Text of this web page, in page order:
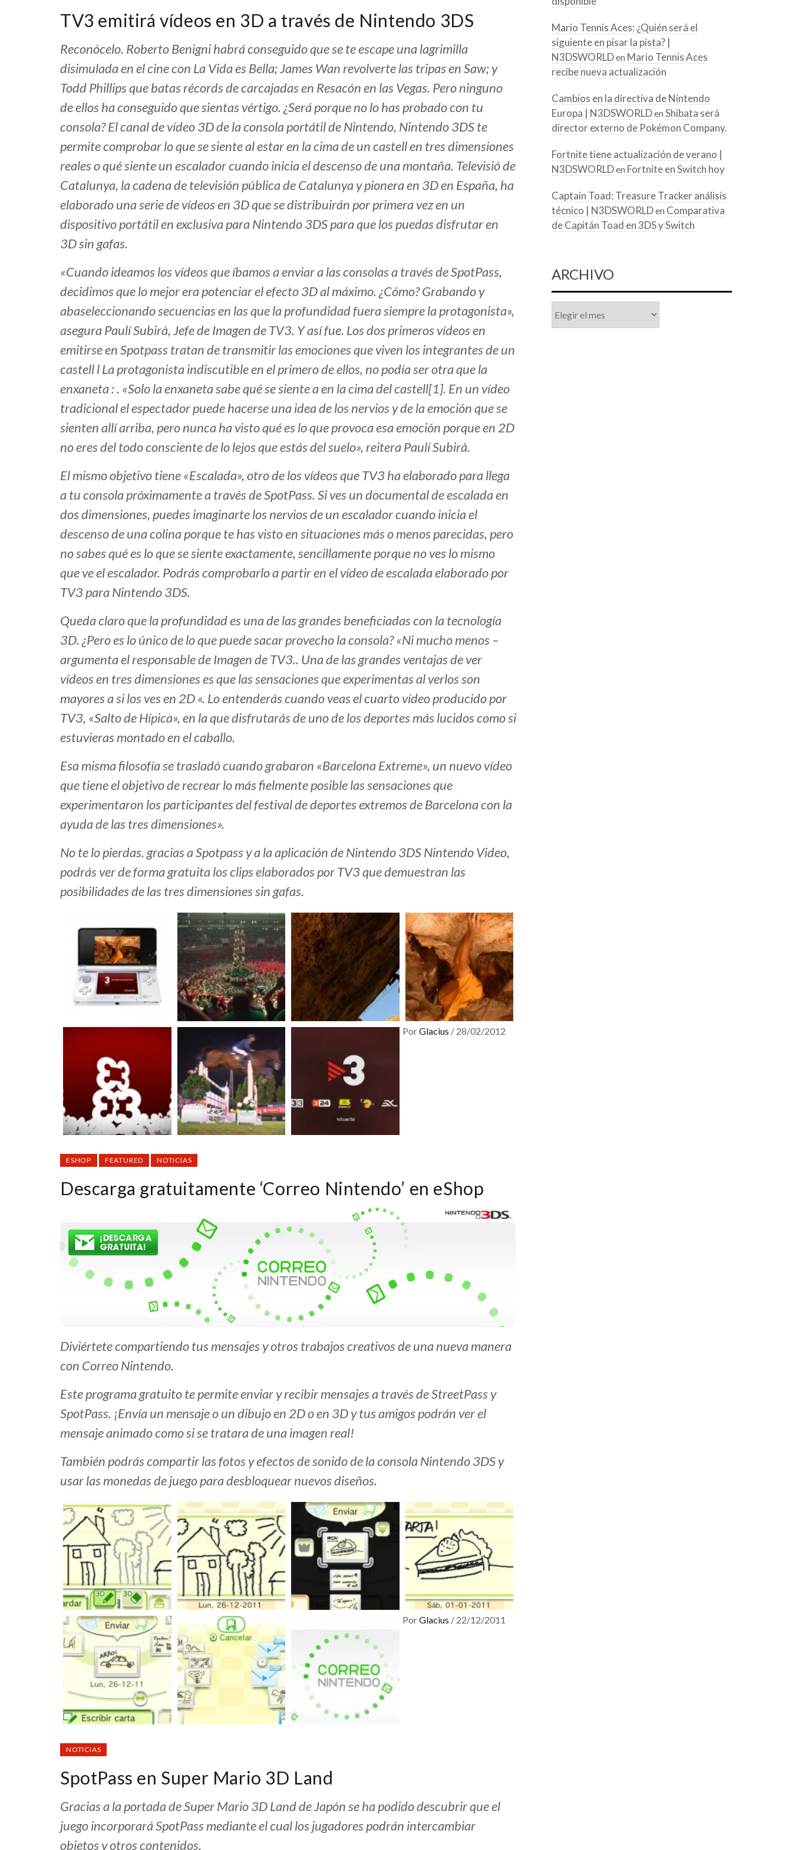
TV3 emitirá vídeos en 3D a través de Nintendo 3DS
Reconócelo. Roberto Benigni habrá conseguido que se te escape una lagrimilla
disimulada en el cine con La Vida es Bella; James Wan revolverte las tripas en Saw; y
Todd Phillips que batas récords de carcajadas en Resacón en las Vegas. Pero ninguno
de ellos ha conseguido que sientas vértigo. ¿Será porque no lo has probado con tu
consola? El canal de vídeo 3D de la consola portátil de Nintendo, Nintendo 3DS te
permite comprobar lo que se siente al estar en la cima de un castell en tres dimensiones
reales o qué siente un escalador cuando inicia el descenso de una montaña. Televisió de
Catalunya, la cadena de televisión pública deCatalunyay pionera en 3D en España, ha
elaborado una serie de vídeos en 3D que se distribuirán por primera vez en un
dispositivo portátil en exclusiva para Nintendo 3DS para que los puedas disfrutar en
3D sin gafas.
«Cuando ideamos los vídeos que íbamos a enviar a las consolas a través de SpotPass,
decidimos que lo mejor era potenciar el efecto 3D al máximo. ¿Cómo? Grabando y
abaseleccionando secuencias en las que la profundidad fuera siempre la protagonista»,
asegura Paulí Subirà, Jefe de Imagen de TV3. Y así fue. Los dos primeros vídeos en
emitirse en Spotpass tratan de transmitir las emociones que viven los integrantes de un
castell l La protagonista indiscutible en el primero de ellos, no podía ser otra que la
enxaneta : . «Solo la enxaneta sabe qué se siente a en la cima del castell[1]. En un vídeo
tradicional el espectador puede hacerse una idea de los nervios y de la emoción que se
sienten allí arriba, pero nunca ha visto qué es lo que provoca esa emoción porque en 2D
no eres del todo consciente de lo lejos que estás del suelo», reitera Paulí Subirà.
El mismo objetivo tiene «Escalada», otro de los vídeos que TV3 ha elaborado para llega
a tu consola próximamente a través de SpotPass. Si ves un documental de escalada en
dos dimensiones, puedes imaginarte los nervios de un escalador cuando inicia el
descenso de una colina porque te has visto en situaciones más o menos parecidas, pero
no sabes qué es lo que se siente exactamente, sencillamente porque no ves lo mismo
que ve el escalador. Podrás comprobarlo a partir en el vídeo de escalada elaborado por
TV3 para Nintendo 3DS.
Queda claro que la profundidad es una de las grandes beneficiadas con la tecnología
3D. ¿Pero es lo único de lo que puede sacar provecho la consola? «Ni mucho menos –
argumenta el responsable de Imagen de TV3.. Una de las grandes ventajas de ver
vídeos en tres dimensiones es que las sensaciones que experimentas al verlos son
mayores a si los ves en 2D «. Lo entenderás cuando veas el cuarto vídeo producido por
TV3, «Salto de Hípica», en la que disfrutarás de uno de los deportes más lucidos como si
estuvieras montado en el caballo.
Esa misma filosofía se trasladó cuando grabaron «Barcelona Extreme», un nuevo vídeo
que tiene el objetivo de recrear lo más fielmente posible las sensaciones que
experimentaron los participantes del festival de deportes extremos de Barcelona con la
ayuda de las tres dimensiones».
No te lo pierdas. gracias a Spotpass y a la aplicación de Nintendo 3DS Nintendo Video,
podrás ver de forma gratuita los clips elaborados por TV3 que demuestran las
posibilidades de las tres dimensiones sin gafas.
PorGlacius / 28/02/2012
ESHOP FEATURED NOTICIAS
Descarga gratuitamente ‘Correo Nintendo’ en eShop
Diviértete compartiendo tus mensajes y otros trabajos creativos de una nueva manera
con Correo Nintendo.
Este programa gratuito te permite enviar y recibir mensajes a través de StreetPass y
SpotPass. ¡Envía un mensaje o un dibujo en 2D o en 3D y tus amigos podrán ver el
mensaje animado como si se tratara de una imagen real!
También podrás compartir las fotos y efectos de sonido de la consola Nintendo 3DS y
usar las monedas de juego para desbloquear nuevos diseños.
PorGlacius / 22/12/2011
NOTICIAS
SpotPass en Super Mario 3D Land
Gracias a la portada de Super Mario 3D Land de Japón se ha podido descubrir que el
juego incorporará SpotPass mediante el cual los jugadores podrán intercambiar
objetos y otros contenidos.
Mario Tennis Aces: ¿Quién será el
siguiente en pisar la pista? |
N3DSWORLDen Mario Tennis Aces
recibe nueva actualización
Cambios en la directiva de Nintendo
Europa | N3DSWORLDen Shibata será
director externo de Pokémon Company.
Fortnite tiene actualización de verano |
N3DSWORLDen Fortnite en Switch hoy
Captain Toad: Treasure Tracker análisis
técnico | N3DSWORLDen Comparativa
de Capitán Toad en 3DS y Switch
ARCHIVO